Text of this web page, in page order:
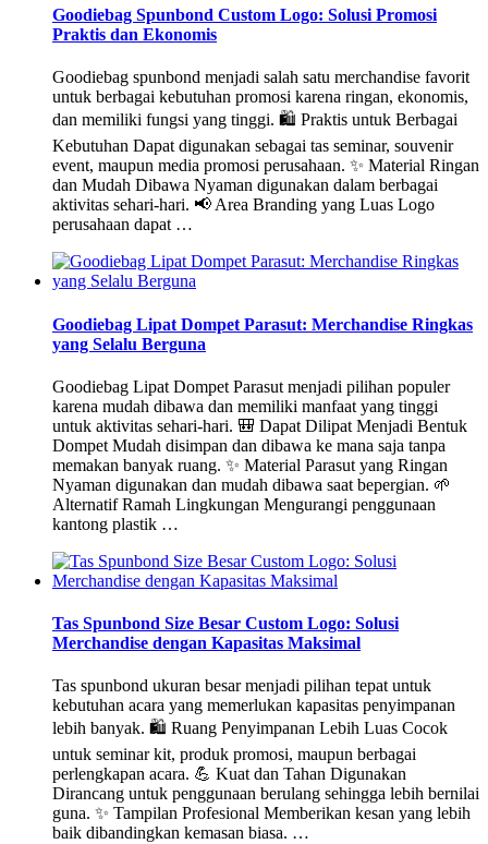
Goodiebag Spunbond Custom Logo: Solusi Promosi
Praktis dan Ekonomis
Goodiebag spunbond menjadi salah satu merchandise favorit
untuk berbagai kebutuhan promosi karena ringan, ekonomis,
dan memiliki fungsi yang tinggi. 🛍️ Praktis untuk Berbagai
Kebutuhan Dapat digunakan sebagai tas seminar, souvenir
event, maupun media promosi perusahaan. ✨ Material Ringan
dan Mudah Dibawa Nyaman digunakan dalam berbagai
aktivitas sehari-hari. 📢 Area Branding yang Luas Logo
perusahaan dapat …
Goodiebag Lipat Dompet Parasut: Merchandise Ringkas
yang Selalu Berguna
Goodiebag Lipat Dompet Parasut menjadi pilihan populer
karena mudah dibawa dan memiliki manfaat yang tinggi
untuk aktivitas sehari-hari. 🎒 Dapat Dilipat Menjadi Bentuk
Dompet Mudah disimpan dan dibawa ke mana saja tanpa
memakan banyak ruang. ✨ Material Parasut yang Ringan
Nyaman digunakan dan mudah dibawa saat bepergian. 🌱
Alternatif Ramah Lingkungan Mengurangi penggunaan
kantong plastik …
Tas Spunbond Size Besar Custom Logo: Solusi
Merchandise dengan Kapasitas Maksimal
Tas spunbond ukuran besar menjadi pilihan tepat untuk
kebutuhan acara yang memerlukan kapasitas penyimpanan
lebih banyak. 🛍️ Ruang Penyimpanan Lebih Luas Cocok
untuk seminar kit, produk promosi, maupun berbagai
perlengkapan acara. 💪 Kuat dan Tahan Digunakan
Dirancang untuk penggunaan berulang sehingga lebih bernilai
guna. ✨ Tampilan Profesional Memberikan kesan yang lebih
baik dibandingkan kemasan biasa. …